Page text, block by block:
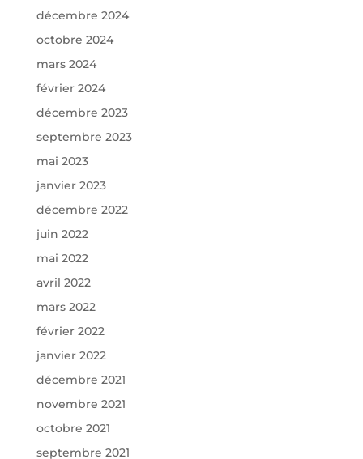
décembre 2024
octobre 2024
mars 2024
février 2024
décembre 2023
septembre 2023
mai 2023
janvier 2023
décembre 2022
juin 2022
mai 2022
avril 2022
mars 2022
février 2022
janvier 2022
décembre 2021
novembre 2021
octobre 2021
septembre 2021